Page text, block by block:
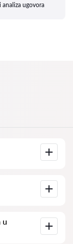
analiza ugovora
i adrese.
u